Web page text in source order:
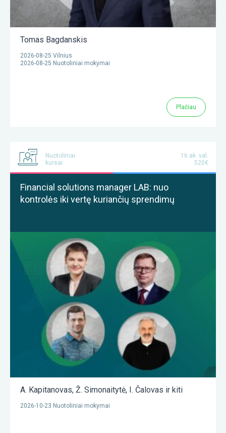
Tomas Bagdanskis
2026-08-25 Vilnius
2026-08-25 Nuotoliniai mokymai
Plačiau
Nuotoliniai
kursai
16 ak. val.
520€
Financial solutions manager LAB: nuo
kontrolės iki vertę kuriančių sprendimų
A. Kapitanovas, Ž. Simonaitytė, I. Čalovas ir kiti
2026-10-23 Nuotoliniai mokymai